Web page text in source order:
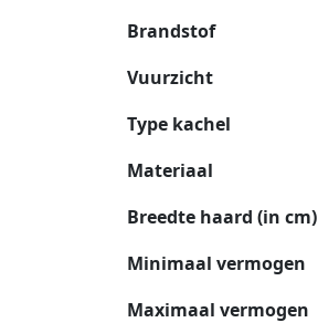
Brandstof
Vuurzicht
Type kachel
Materiaal
Breedte haard (in cm)
Minimaal vermogen
Maximaal vermogen